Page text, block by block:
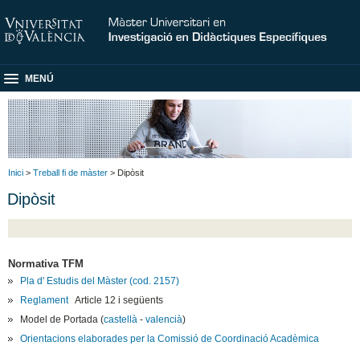
MENÚ
Inici > Treball fi de màster > Dipòsit
Dipòsit
Normativa TFM
Pla d' Estudis del Màster (cod. 2157)
Reglament Article 12 i següents
Model de Portada (castellà -valencià)
Orientacions elaborades per la Comissió de Coordinació Acadèmica